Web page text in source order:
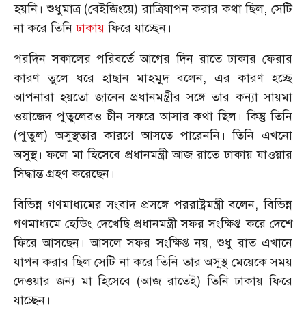
হয়নি। শুধুমাত্র (বেইজিংয়ে) রাত্রিযাপন করার কথা ছিল, সেটি
না করে তিনিঢাকায়ফিরে যাচ্ছেন।
পরদিন সকালের পরিবর্তে আগের দিন রাতে ঢাকার ফেরার
কারণ তুলে ধরে হাছান মাহমুদ বলেন, এর কারণ হচ্ছে
আপনারা হয়তো জানেন প্রধানমন্ত্রীর সঙ্গে তার কন্যা সায়মা
ওয়াজেদ পুতুলেরও চীন সফরে আসার কথা ছিল। কিন্তু তিনি
(পুতুল) অসুস্থতার কারণে আসতে পারেননি। তিনি এখনো
অসুস্থ। ফলে মা হিসেবে প্রধানমন্ত্রী আজ রাতে ঢাকায় যাওয়ার
সিদ্ধান্ত গ্রহণ করেছেন।
বিভিন্ন গণমাধ্যমের সংবাদ প্রসঙ্গে পররাষ্ট্রমন্ত্রী বলেন, বিভিন্ন
গণমাধ্যমে হেডিং দেখেছি প্রধানমন্ত্রী সফর সংক্ষিপ্ত করে দেশে
ফিরে আসছেন। আসলে সফর সংক্ষিপ্ত নয়, শুধু রাত এখানে
যাপন করার ছিল সেটি না করে তিনি তার অসুস্থ মেয়েকে সময়
দেওয়ার জন্য মা হিসেবে (আজ রাতেই) তিনি ঢাকায় ফিরে
যাচ্ছেন।